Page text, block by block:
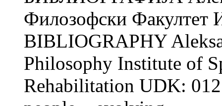
Филозофски Факултет
BIBLIOGRAPHY
Philosophy Institute of
Rehabilitation UDK: